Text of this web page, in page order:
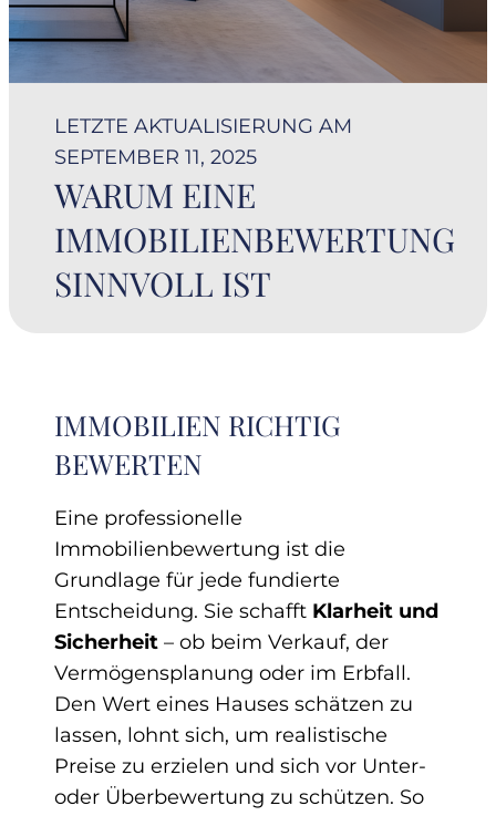
LETZTE AKTUALISIERUNG AM
SEPTEMBER 11, 2025
WARUM EINE
IMMOBILIENBEWERTUNG
SINNVOLL IST
IMMOBILIEN RICHTIG
BEWERTEN
Eine professionelle
Immobilienbewertung ist die
Grundlage für jede fundierte
Entscheidung. Sie schafft Klarheit und
Sicherheit – ob beim Verkauf, der
Vermögensplanung oder im Erbfall.
Den Wert eines Hauses schätzen zu
lassen, lohnt sich, um realistische
Preise zu erzielen und sich vor Unter-
oder Überbewertung zu schützen. So